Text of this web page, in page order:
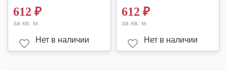
612 ₽
за кв. м.
Нет в наличии
612 ₽
за кв. м.
Нет в наличии